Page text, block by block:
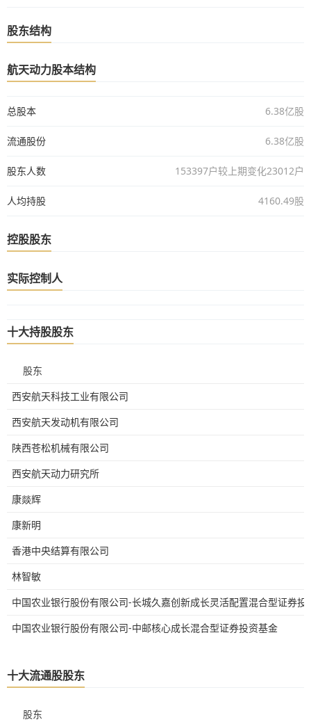
股东结构
航天动力股本结构
总股本 6.38亿股
流通股份 6.38亿股
股东人数 153397户较上期变化23012户
人均持股 4160.49股
控股股东
实际控制人
十大持股股东
股东
西安航天科技工业有限公司
西安航天发动机有限公司
陕西苍松机械有限公司
西安航天动力研究所
康燚辉
康新明
香港中央结算有限公司
林智敏
中国农业银行股份有限公司-长城久嘉创新成长灵活配置混合型证券投
中国农业银行股份有限公司-中邮核心成长混合型证券投资基金
十大流通股股东
股东